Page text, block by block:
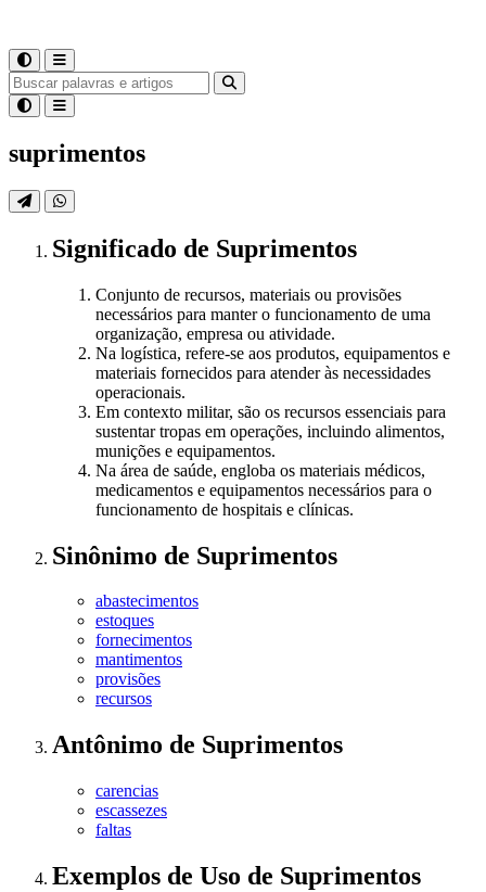
suprimentos
Significado de Suprimentos
Conjunto de recursos, materiais ou provisões
necessários para manter o funcionamento de uma
organização, empresa ou atividade.
Na logística, refere-se aos produtos, equipamentos e
materiais fornecidos para atender às necessidades
operacionais.
Em contexto militar, são os recursos essenciais para
sustentar tropas em operações, incluindo alimentos,
munições e equipamentos.
Na área de saúde, engloba os materiais médicos,
medicamentos e equipamentos necessários para o
funcionamento de hospitais e clínicas.
Sinônimo de Suprimentos
abastecimentos
estoques
fornecimentos
mantimentos
provisões
recursos
Antônimo de Suprimentos
carencias
escassezes
faltas
Exemplos de Uso de Suprimentos